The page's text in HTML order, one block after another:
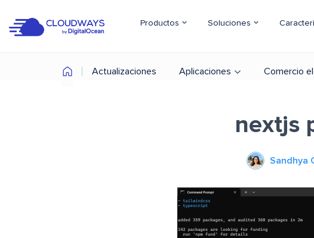
Productos Soluciones
Actualizaciones Aplicaciones Comercio
nextjs
Sandhya